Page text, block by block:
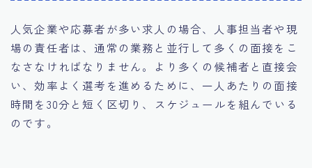
人気企業や応募者が多い求人の場合、人事担当者や現
場の責任者は、通常の業務と並行して多くの面接をこ
なさなければなりません。より多くの候補者と直接会
い、効率よく選考を進めるために、一人あたりの面接
時間を30分と短く区切り、スケジュールを組んでいる
のです。